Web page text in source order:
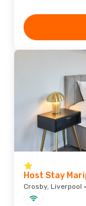
Host Stay
Crosby, Liverpool